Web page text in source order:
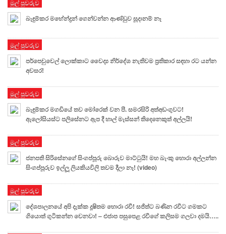
මුල් පුවරුව
බැඳුම්කර මහේන්ද්‍රන් ගෙන්වන්න ආණ්ඩුව සූදානම් නෑ
මුල් පුවරුව
පර්පෙචුවෙල් ලොක්කාට වෛද්‍ය නිර්දේශ නැතිවම ප්‍රතිකාර සඳහා රට යන්න
අවසර!
මුල් පුවරුව
බැඳුම්කර මගඩියේ තව මෝරෙක් වන පී. සමරසිරි අත්අඩංගුවට!
ඇලෝසියස්ට පලිසේනට ඇප දී හාල් මැස්සන් තිදෙනෙකුත් අල්ලයි!
මුල් පුවරුව
ජනපති සිරිසේනගේ සිංගප්පූරු බොරුව මාට්ටුයි! මහ බැංකු හොරා අල්ලන්න
සිංගප්පූරුව ඉල්ලූ ලියකියවිලි තවම දීලා නෑ! (video)
මුල් පුවරුව
දේශපාලනයේ අපි දැක්ක දූෂිතම හොරා රවී! සජිත්ට බණින රවීට ගමකට
ගියොත් ගුටිකන්න වෙනවා! – එජාප පසුපෙළ රවීගේ කලිසම ගලවා දමයි…..